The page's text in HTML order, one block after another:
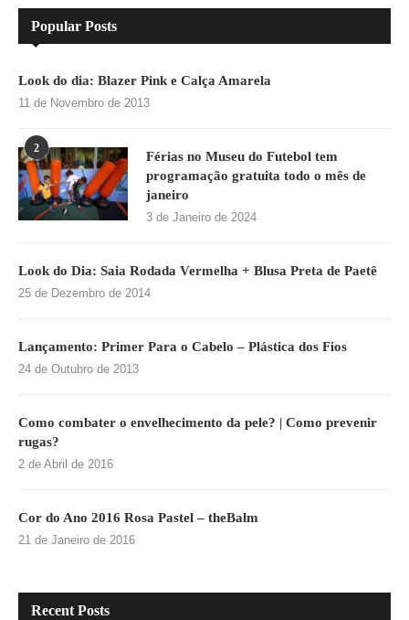
Popular Posts
Look do dia: Blazer Pink e Calça Amarela
11 de Novembro de 2013
2
Férias no Museu do Futebol tem
programação gratuita todo o mês de
janeiro
3 de Janeiro de 2024
Look do Dia: Saia Rodada Vermelha + Blusa Preta de Paetê
25 de Dezembro de 2014
Lançamento: Primer Para o Cabelo – Plástica dos Fios
24 de Outubro de 2013
Como combater o envelhecimento da pele? | Como prevenir
rugas?
2 de Abril de 2016
Cor do Ano 2016 Rosa Pastel – theBalm
21 de Janeiro de 2016
Recent Posts